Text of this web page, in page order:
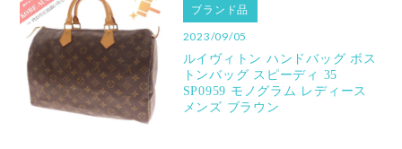
ブランド品
2023/09/05
ルイヴィトン ハンドバッグ ボス
トンバッグ スピーディ 35
SP0959 モノグラム レディース
メンズ ブラウン